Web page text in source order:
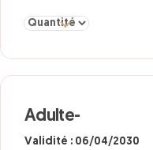
Sélectionner la quantité
Adulte-
Validité : 06/04/2030